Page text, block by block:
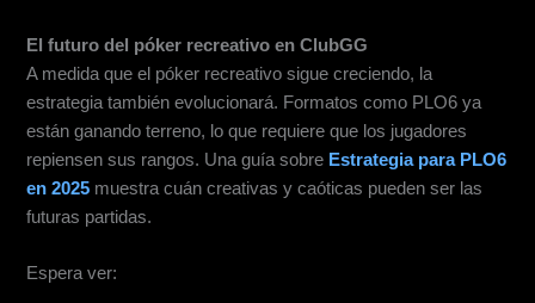
El futuro del póker recreativo en ClubGG
A medida que el póker recreativo sigue creciendo, la
estrategia también evolucionará. Formatos como PLO6 ya
están ganando terreno, lo que requiere que los jugadores
repiensen sus rangos. Una guía sobre Estrategia para PLO6
en 2025 muestra cuán creativas y caóticas pueden ser las
futuras partidas.
Espera ver: